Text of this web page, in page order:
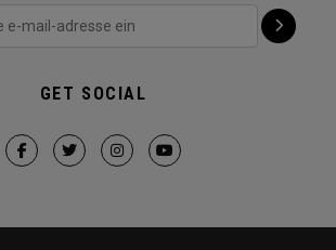
GET SOCIAL